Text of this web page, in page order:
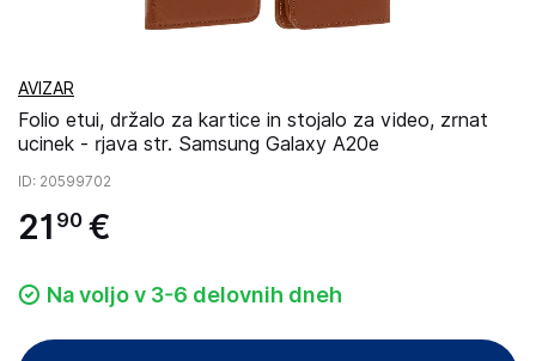
AVIZAR
Folio etui, držalo za kartice in stojalo za video, zrnat
ucinek - rjava str. Samsung Galaxy A20e
ID: 20599702
21 90 €
Na voljo v 3-6 delovnih dneh